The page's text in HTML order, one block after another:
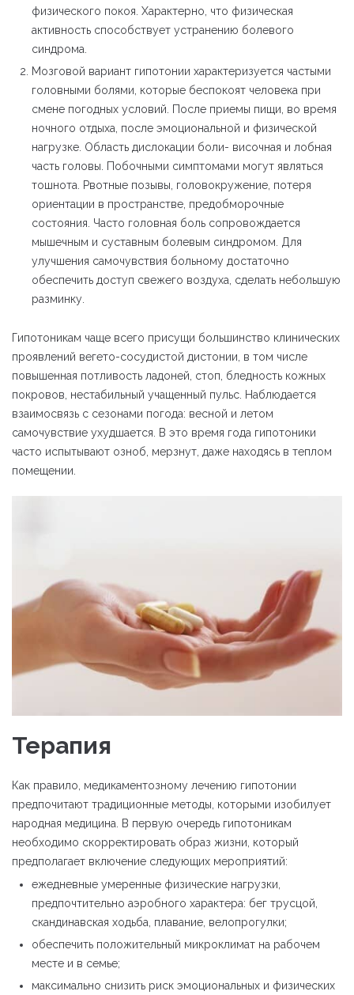
физического покоя. Характерно, что физическая
активность способствует устранению болевого
синдрома.
Мозговой вариант гипотонии характеризуется частыми
головными болями, которые беспокоят человека при
смене погодных условий. После приемы пищи, во время
ночного отдыха, после эмоциональной и физической
нагрузке. Область дислокации боли- височная и лобная
часть головы. Побочными симптомами могут являться
тошнота. Рвотные позывы, головокружение, потеря
ориентации в пространстве, предобморочные
состояния. Часто головная боль сопровождается
мышечным и суставным болевым синдромом. Для
улучшения самочувствия больному достаточно
обеспечить доступ свежего воздуха, сделать небольшую
разминку.
Гипотоникам чаще всего присущи большинство клинических
проявлений вегето-сосудистой дистонии, в том числе
повышенная потливость ладоней, стоп, бледность кожных
покровов, нестабильный учащенный пульс. Наблюдается
взаимосвязь с сезонами погода: весной и летом
самочувствие ухудшается. В это время года гипотоники
часто испытывают озноб, мерзнут, даже находясь в теплом
помещении.
Терапия
Как правило, медикаментозному лечению гипотонии
предпочитают традиционные методы, которыми изобилует
народная медицина. В первую очередь гипотоникам
необходимо скорректировать образ жизни, который
предполагает включение следующих мероприятий:
ежедневные умеренные физические нагрузки,
предпочтительно аэробного характера: бег трусцой,
скандинавская ходьба, плавание, велопрогулки;
обеспечить положительный микроклимат на рабочем
месте и в семье;
максимально снизить риск эмоциональных и физических